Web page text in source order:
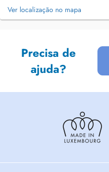
Ver localização no mapa
Precisa de
ajuda?